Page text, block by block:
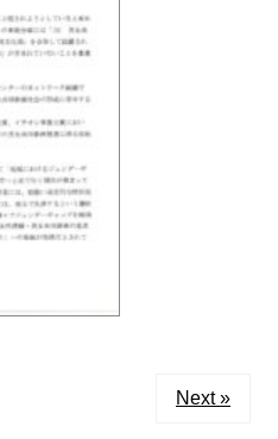
Next »